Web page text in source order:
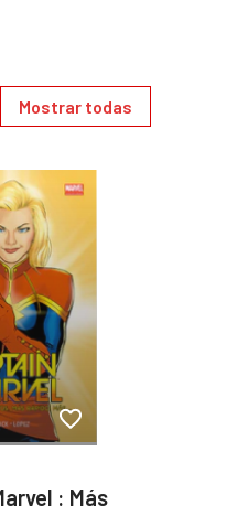
Mostrar todas
: Más